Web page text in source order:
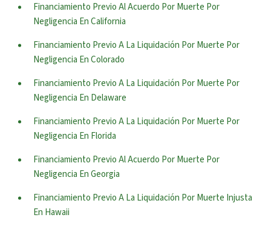
Financiamiento Previo Al Acuerdo Por Muerte Por
Negligencia En California
Financiamiento Previo A La Liquidación Por Muerte Por
Negligencia En Colorado
Financiamiento Previo A La Liquidación Por Muerte Por
Negligencia En Delaware
Financiamiento Previo A La Liquidación Por Muerte Por
Negligencia En Florida
Financiamiento Previo Al Acuerdo Por Muerte Por
Negligencia En Georgia
Financiamiento Previo A La Liquidación Por Muerte Injusta
En Hawaii